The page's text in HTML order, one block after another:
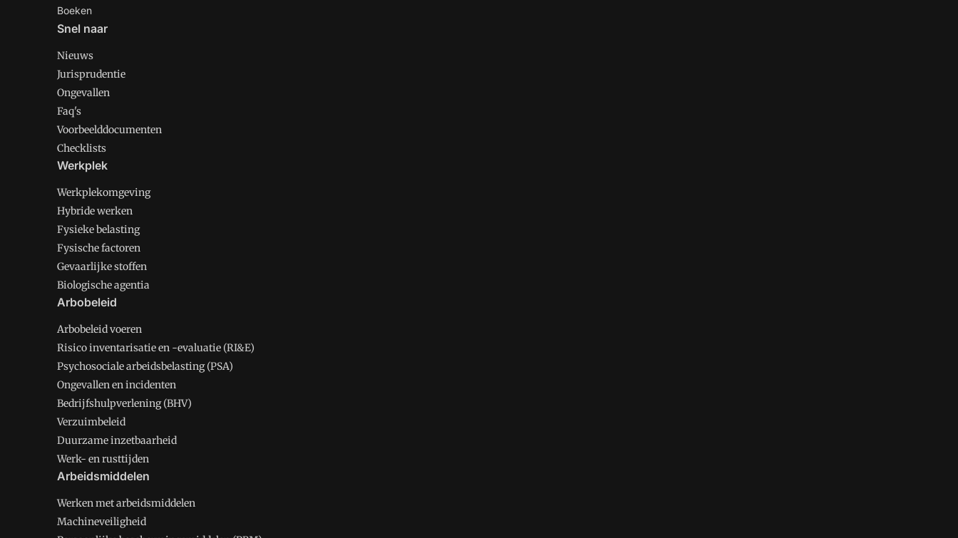
Boeken
Snel naar
Nieuws
Jurisprudentie
Ongevallen
Faq's
Voorbeelddocumenten
Checklists
Werkplek
Werkplekomgeving
Hybride werken
Fysieke belasting
Fysische factoren
Gevaarlijke stoffen
Biologische agentia
Arbobeleid
Arbobeleid voeren
Risico inventarisatie en -evaluatie (RI&E)
Psychosociale arbeidsbelasting (PSA)
Ongevallen en incidenten
Bedrijfshulpverlening (BHV)
Verzuimbeleid
Duurzame inzetbaarheid
Werk- en rusttijden
Arbeidsmiddelen
Werken met arbeidsmiddelen
Machineveiligheid